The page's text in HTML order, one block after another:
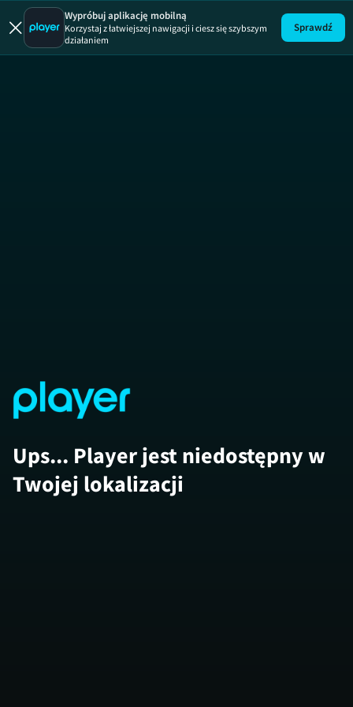
Wypróbuj aplikację mobilną
Korzystaj z łatwiejszej nawigacji i ciesz się szybszym
działaniem
Sprawdź
Ups... Player jest niedostępny w
Twojej lokalizacji